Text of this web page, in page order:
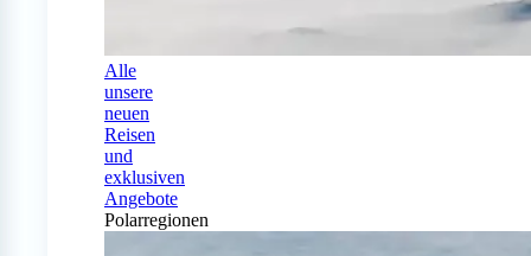
Alle
unsere
neuen
Reisen
und
exklusiven
Angebote
Polarregionen